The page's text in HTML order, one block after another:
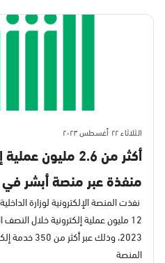
الثلاثاء ٢٢ أغسطس ٢٠٢٣
أكثر من 2.6 مليون
منفذة عبر منصة أبشر في
الماضي
نفذت المنصة الإلكترونية لوزارة
12 مليون عملية إلكترونية خلال
2023، وذلك عبر
المنصة